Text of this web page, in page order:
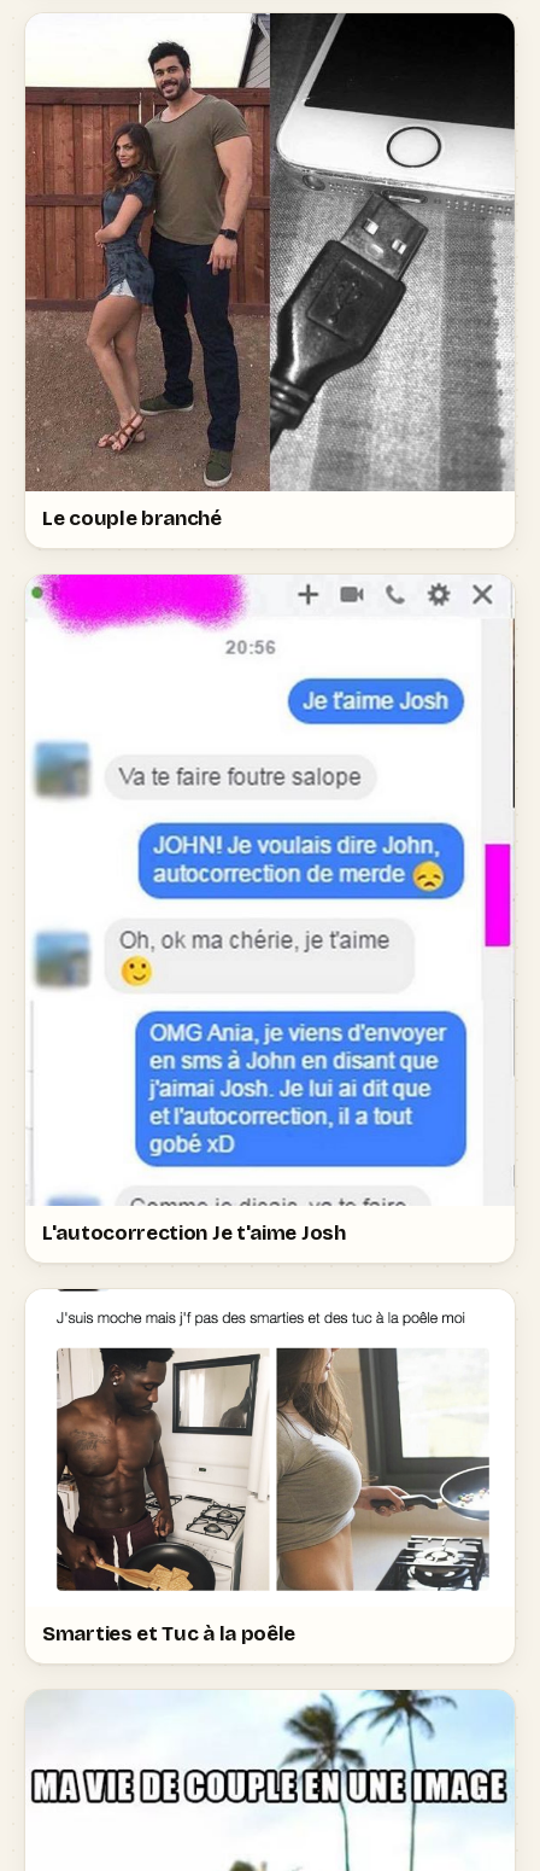
Le couple branché
L'autocorrection Je t'aime Josh
Smarties et Tuc à la poêle